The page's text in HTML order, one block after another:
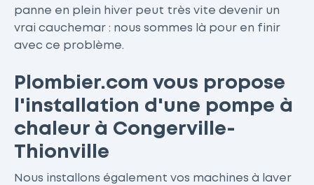
panne en plein hiver peut très vite devenir un
vrai cauchemar : nous sommes là pour en finir
avec ce problème.
Plombier.com vous propose
l'installation d'une pompe à
chaleur à Congerville-
Thionville
Nous installons également vos machines à laver